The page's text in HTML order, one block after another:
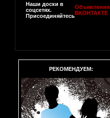
Наши доски в
соцсетях.
Присоединяйтесь
Объявления
ВКОНТАКТЕ
РЕКОМЕНДУЕМ: